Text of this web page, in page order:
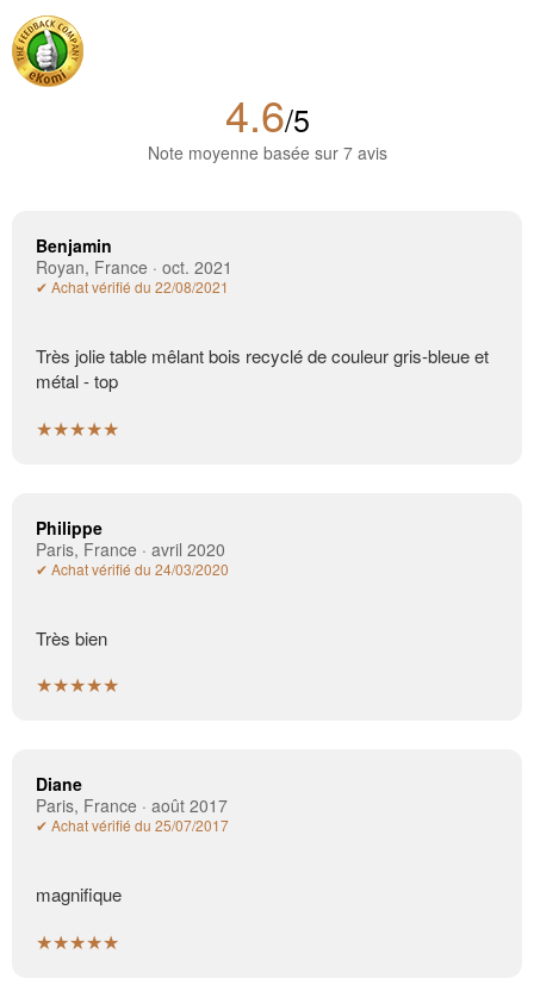
4.6/5
Note moyenne basée sur 7 avis
Benjamin
Royan, France · oct. 2021
✔ Achat vérifié du 22/08/2021
Très jolie table mêlant bois recyclé de couleur gris-bleue et
métal - top
★★★★★
Philippe
Paris, France · avril 2020
✔ Achat vérifié du 24/03/2020
Très bien
★★★★★
Diane
Paris, France · août 2017
✔ Achat vérifié du 25/07/2017
magnifique
★★★★★